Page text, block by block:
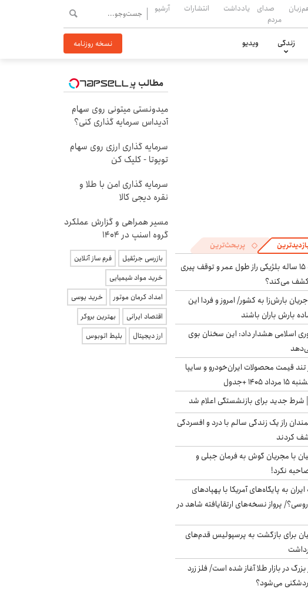
صدای
مردم
یادداشت انتشارات آرشیو
زندگی ویدیو نسخه روزنامه
پربحث‌ترین
نابغه ۱۵ ساله بلژیکی راز طول عمر و توقف پیری
کشف می‌کند؟
بارش‌زا به کشور/ امروز و فردا این
بارش باران باشند
اسلامی هشدار داد: این سخنان بوی
تند قیمت محصولات ایران‌خودرو و سایپا
۱۴۰۵ +جدول
شرط جدید برای بازنشستگی اعلام شد
راز یک زندگی سالم با درد و افسردگی
کردند
با مجریان گوش به فرمان جبلی و
نکرد!
به پایگاه‌های آمریکا با پهپادهای
پرواز نسخه‌های ارتقایافته شاهد در
برای بازگشت به پرسپولیس قدم‌های
بزرگ در بازار طلا آغاز شده است/ فلز زرد
می‌شود؟
مطالب پیشنهادی
میدونستی میتونی روی سهام
آدیداس سرمایه گذاری کنی؟
سرمایه گذاری ارزی روی سهام
تویوتا - کلیک کن
سرمایه گذاری امن با طلا و
نقره دیجی کالا
مسیر همراهی و گزارش عملکرد
گروه اسنپ در ۱۴۰۴
بازرسی جرثقیل
فرم ساز آنلاین
خرید مواد شیمیایی
امداد کرمان موتور
خرید یوسی
اقتصاد ایرانی
بهترین بروکر
ارز دیجیتال
بلیط اتوبوس